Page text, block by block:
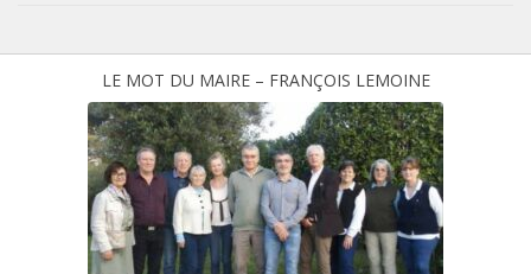
LE MOT DU MAIRE – FRANÇOIS LEMOINE